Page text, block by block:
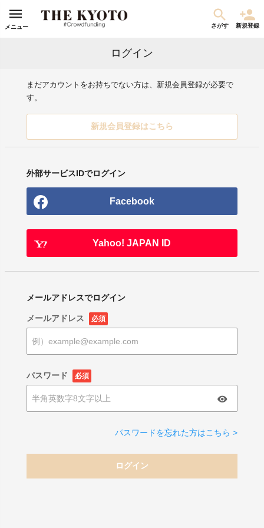
メニュー さがす 新規登録
ログイン
まだアカウントをお持ちでない方は、新規会員登録が必要で
す。
新規会員登録はこちら
外部サービスIDでログイン
Facebook
Yahoo! JAPAN ID
メールアドレスでログイン
メールアドレス 必須
パスワード 必須
パスワードを忘れた方はこちら >
ログイン